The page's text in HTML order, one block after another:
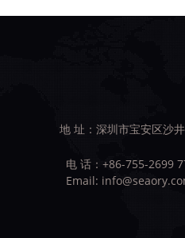
地 址：深圳市宝安区沙
电 话：+86-755-2699
Email: